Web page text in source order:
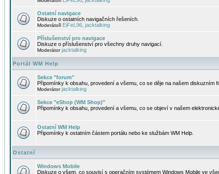
Ostatní navigace
Diskuze o ostatních navigačních řešeních.
Moderátoři EiFeL96 jacktalking
Příslušenství pro navigace
Diskuze o příslušenství pro všechny druhy navigací.
Moderátorjacktalking
Portál WM Help
Sekce "forum"
Připomínky k obsahu, provedení a všemu, co se děje na našem diskuzním
Moderátorjacktalking
Sekce "eShop (WM Shop)"
Připomínky k obsahu, provedení a všemu, co se objeví v našem
Ostatní WM Help
Připomínky k ostatním částem portálu nebo ke službám WM Help.
Ostatní
Windows Mobile
Diskuze o všem, co souvisí s operačním systémem Windows Mobile ve